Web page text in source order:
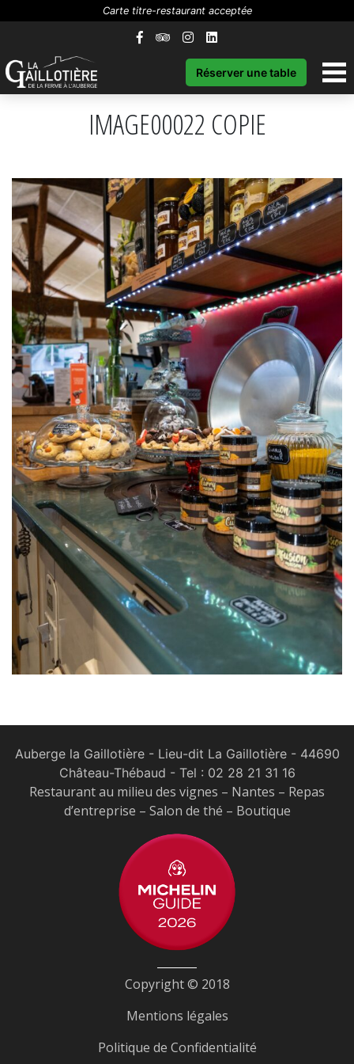
Carte titre-restaurant acceptée
Réserver une table
IMAGE00022 COPIE
Auberge la Gaillotière - Lieu-dit La Gaillotière - 44690
Château-Thébaud - Tel : 02 28 21 31 16
Restaurant au milieu des vignes – Nantes – Repas
d’entreprise – Salon de thé – Boutique
Copyright © 2018
Mentions légales
Politique de Confidentialité